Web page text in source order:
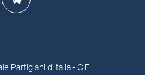
Partigiani d’Italia- C.F.